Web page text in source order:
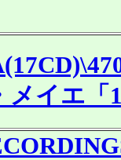
メイエ「